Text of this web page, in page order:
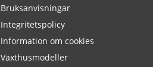
Bruksanvisningar
Integritetspolicy
Information om cookies
Växthusmodeller